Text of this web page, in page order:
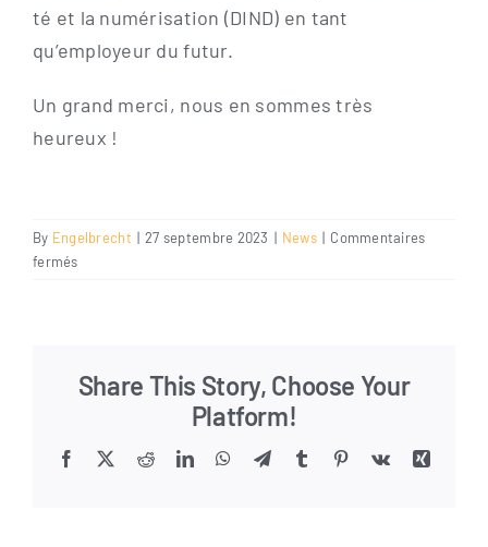
té et la numé­ri­sa­ti­on (DIND) en tant
qu’employeur du futur.
Un grand mer­ci, nous en som­mes très
heureux !
By Engelbrecht | 27 septembre 2023 | News | Commentaires
ferméssur
Share This Story, Choose Your
Platform!
Facebook RedditLinkedInWhatsApp
TelegramTumblr Pinterest
Vk
Xing